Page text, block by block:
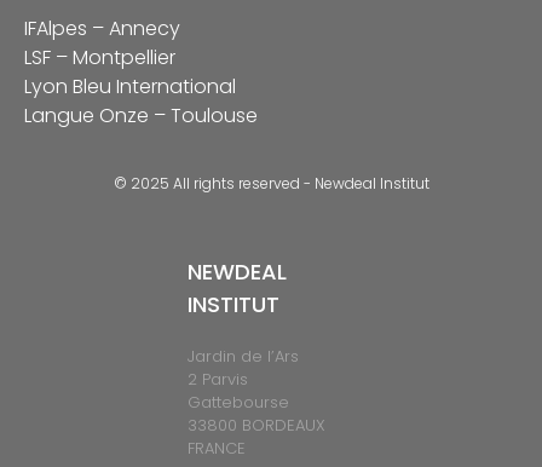
IFAlpes – Annecy
LSF – Montpellier
Lyon Bleu International
Langue Onze – Toulouse
© 2025 All rights reserved - Newdeal Institut
NEWDEAL
INSTITUT
Jardin de l’Ars
2 Parvis
Gattebourse
33800 BORDEAUX
FRANCE